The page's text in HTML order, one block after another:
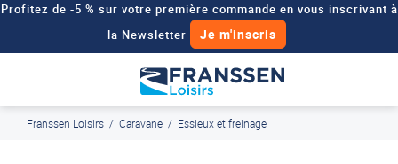
Profitez de -5 % sur votre première commande en vous inscrivant à
la Newsletter
Je m'inscris
Demander un devis
Paiement en ligne sécurisé, en 4x par Paypal
Franssen Loisirs / Caravane / Essieux et freinage